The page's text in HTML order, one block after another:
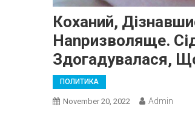
Коханий,
Наnризволяще.
Здогадувалася,
ПОЛИТИКА
November 20, 2022 Admin